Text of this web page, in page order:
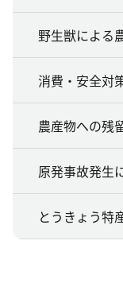
野生獣による
消費・安全対
農産物への残
原発事故発生
とうきょう特